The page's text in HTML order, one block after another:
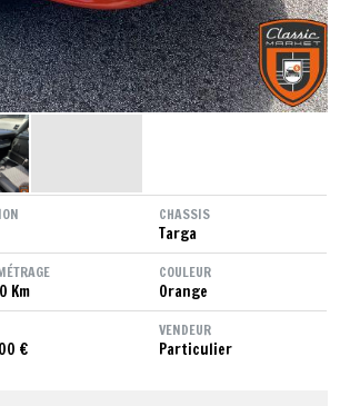
CHASSIS
Targa
Km
COULEUR
Orange
€
VENDEUR
Particulier